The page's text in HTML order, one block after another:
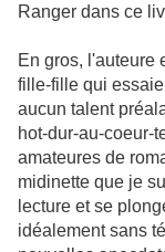
Ranger dans ce
En gros, l'auteure
fille-fille qui
aucun talent
hot-dur-au-coeur-
amateures de
midinette que je
lecture et se
idéalement sans